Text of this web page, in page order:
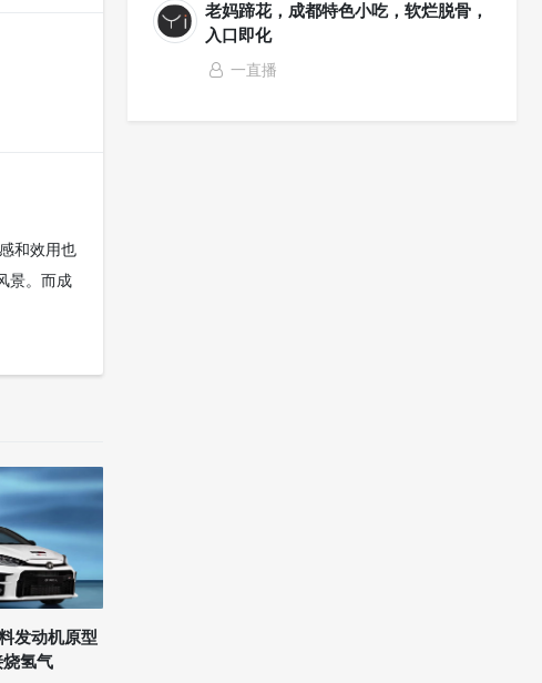
和效用也
景。而成
发动机原型
氢气
老妈蹄花，成都特色小吃，软烂脱骨，
入口即化
一直播